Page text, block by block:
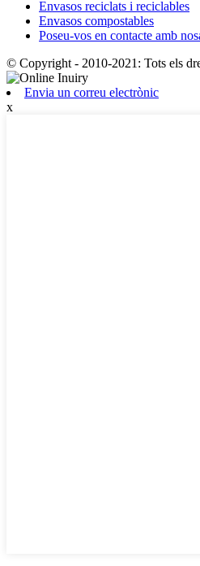
Envasos reciclats i reciclables
Envasos compostables
Poseu-vos en contacte amb
© Copyright - 2010-2021: Tots els
Envia un correu electrònic
x